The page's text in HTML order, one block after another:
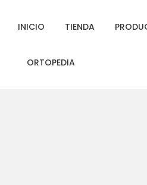
INICIO TIENDA
ORTOPEDIA